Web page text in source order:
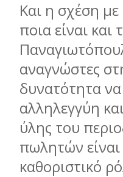
Και η σχέση
ποια είναι
αναγνώστες
δυνατότητα να
αλληλεγγύη
ύλης του
πωλητών
καθοριστικό